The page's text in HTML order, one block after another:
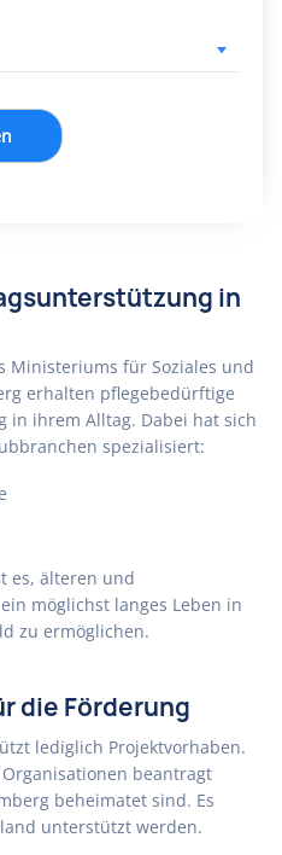
in
Ministeriums für Soziales und
erhalten pflegebedürftige
in ihrem Alltag. Dabei hat sich
spezialisiert:
es, älteren und
möglichst langes Leben in
zu ermöglichen.
die Förderung
lediglich Projektvorhaben.
beantragt
beheimatet sind. Es
unterstützt werden.